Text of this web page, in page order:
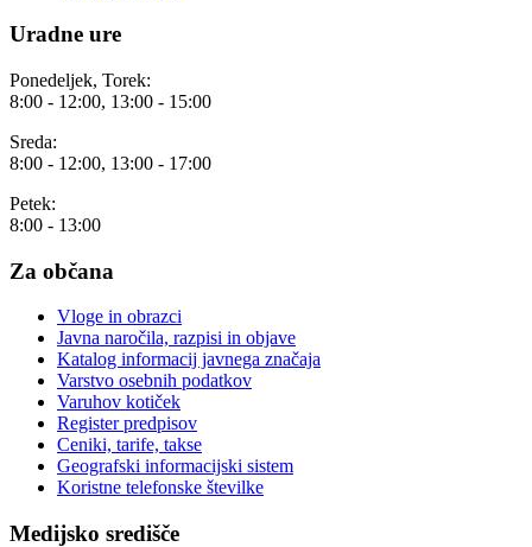
Uradne ure
Ponedeljek, Torek:
8:00 - 12:00, 13:00 - 15:00
Sreda:
8:00 - 12:00, 13:00 - 17:00
Petek:
8:00 - 13:00
Za občana
Vloge in obrazci
Javna naročila, razpisi in objave
Katalog informacij javnega značaja
Varstvo osebnih podatkov
Varuhov kotiček
Register predpisov
Ceniki, tarife, takse
Geografski informacijski sistem
Koristne telefonske številke
Medijsko središče